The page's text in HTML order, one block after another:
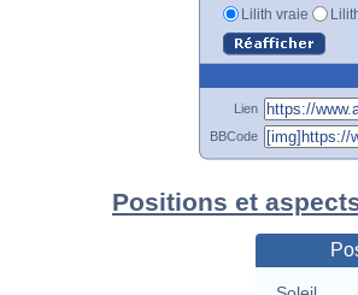
Lilith vraie
Lien
BBCode
Positions et